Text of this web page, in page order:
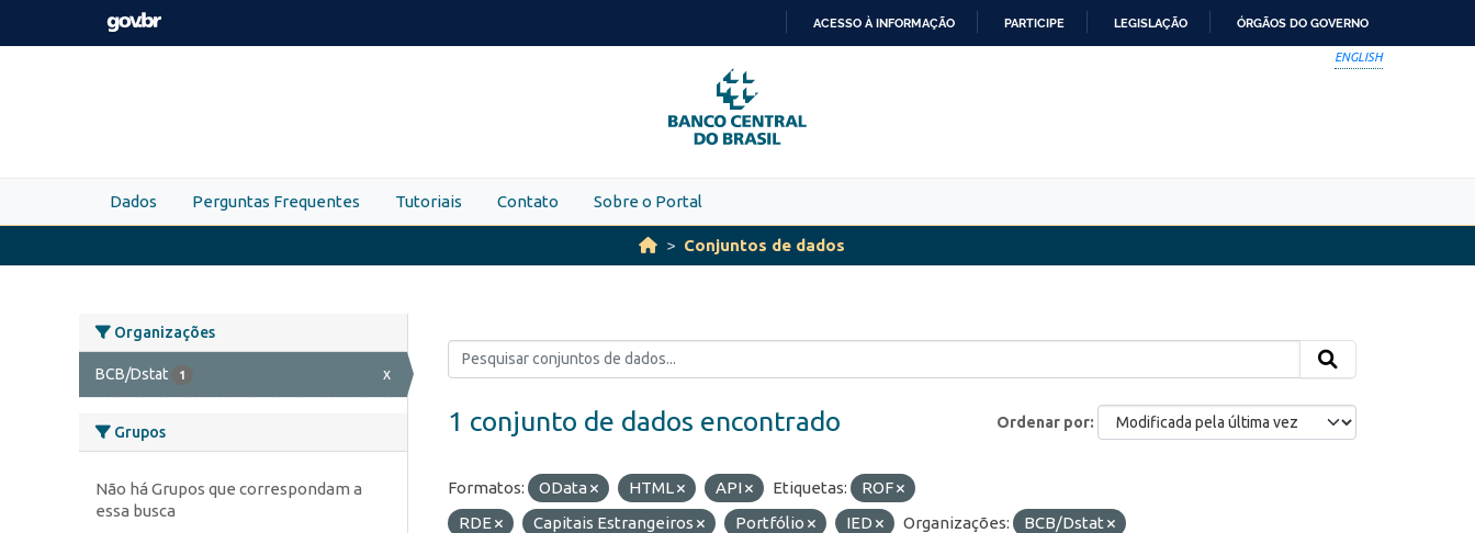
Skip to main content
PARA
O
CONTEÚDO
ACESSO À INFORMAÇÃO PARTICIPE LEGISLAÇÃO ÓRGÃOS DO GOVERNO
ENGLISH
Dados Perguntas Frequentes Tutoriais Contato Sobre o Portal
Conjuntos de dados
Organizações
BCB/Dstat 1 x
Grupos
Não há Grupos que correspondam a
essa busca
Ordenar por
1 conjunto de dados encontrado
Formatos: OData HTML API Etiquetas:
ROF
RDE
Capitais Estrangeiros Portfólio IED Organizações: BCB/Dstat